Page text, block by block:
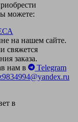
можете:
на нашем сайте.
свяжется
заказа.
нам в
Telegram
в